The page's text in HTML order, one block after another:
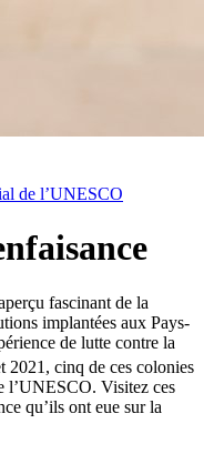
de l’UNESCO
fascinant de la
implantées aux Pays-
de lutte contre la
2021, cinq de ces colonies
l’UNESCO. Visitez ces
qu’ils ont eue sur la